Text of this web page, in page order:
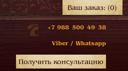
Ваш заказ:(0)
+7 988 500 49 38
Viber / Whatsapp
Получить консультацию